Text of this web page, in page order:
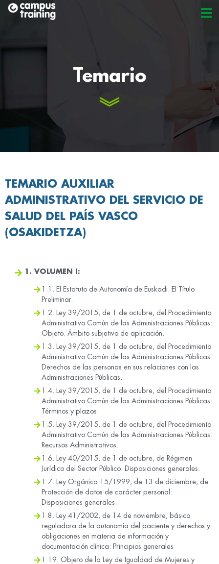
Temario
TEMARIO AUXILIAR
ADMINISTRATIVO DEL SERVICIO DE
SALUD DEL PAÍS VASCO
(OSAKIDETZA)
1. VOLUMEN I:
1.1. El Estatuto de Autonomía de Euskadi. El Título
Preliminar.
1.2. Ley 39/2015, de 1 de octubre, del Procedimiento
Administrativo Común de las Administraciones Públicas:
Objeto. Ámbito subjetivo de aplicación.
1.3. Ley 39/2015, de 1 de octubre, del Procedimiento
Administrativo Común de las Administraciones Públicas:
Derechos de las personas en sus relaciones con las
Administraciones Públicas.
1.4. Ley 39/2015, de 1 de octubre, del Procedimiento
Administrativo Común de las Administraciones Públicas:
Términos y plazos.
1.5. Ley 39/2015, de 1 de octubre, del Procedimiento
Administrativo Común de las Administraciones Públicas:
Recursos Administrativos.
1.6. Ley 40/2015, de 1 de octubre, de Régimen
Jurídico del Sector Público. Disposiciones generales.
1.7. Ley Orgánica 15/1999, de 13 de diciembre, de
Protección de datos de carácter personal:
Disposiciones generales.
1.8. Ley 41/2002, de 14 de noviembre, básica
reguladora de la autonomía del paciente y derechos y
obligaciones en materia de información y
documentación clínica: Principios generales
1.19. Objeto de la Ley de Igualdad de Mujeres y